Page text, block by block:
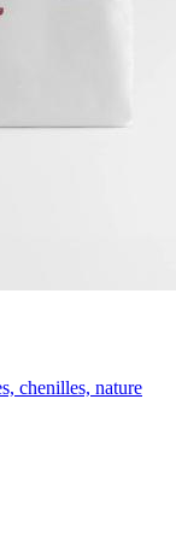
chenilles, nature